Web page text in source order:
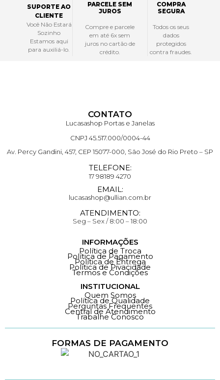
SUPORTE AO
CLIENTE
Você Não Estará
Sozinho
Estamos aqui
para auxiliá-lo.
PARCELE SEM
JUROS
Compre e parcele
em até 6x sem
juros no cartão de
crédito.
COMPRA
SEGURA
Todos os seus
dados
protegidos
contra fraudes.
CONTATO
Lucasashop Portas e Janelas
CNPJ 45.517.000/0004-44
Av. Percy Gandini, 457, CEP 15077-000, São José do Rio Preto – SP
TELEFONE:
17 98189 4270
EMAIL:
lucasashop@ullian.com.br
ATENDIMENTO:
Seg – Sex / 8:00 – 18:00
INFORMAÇÕES
Política de Troca
Política de Pagamento
Política de Entrega
Política de Pivacidade
Termos e Condições
INSTITUCIONAL
Quem Somos
Política de Qualidade
Perguntas Frequentes
Central de Atendimento
Trabalhe Conosco
FORMAS DE PAGAMENTO